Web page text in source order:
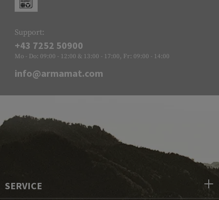
Support:
+43 7252 50900
Mo - Do: 09:00 - 12:00 & 13:00 - 17:00, Fr: 09:00 - 14:00
info@armamat.com
SERVICE